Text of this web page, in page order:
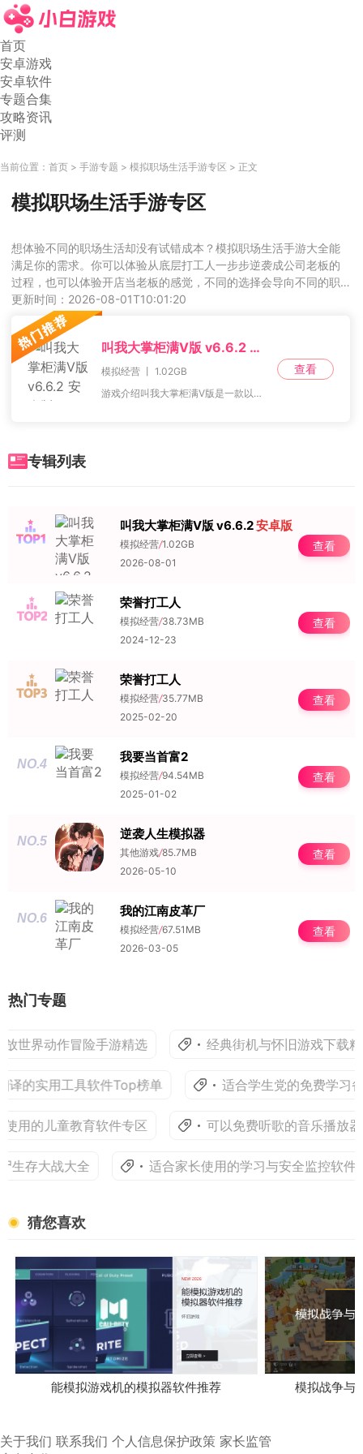
首页
安卓游戏
安卓软件
专题合集
攻略资讯
评测
当前位置： 首页 手游专题 模拟职场生活手游专区 正文
模拟职场生活手游专区
想体验不同的职场生活却没有试错成本？模拟职场生活手游大全能
满足你的需求。你可以体验从底层打工人一步步逆袭成公司老板的
过程，也可以体验开店当老板的感觉，不同的选择会导向不同的职
场人生，玩起来既有代入感又很有乐趣。
更新时间：2026-08-01T10:01:20
叫我大掌柜满V版 v6.6.2 安卓版
模拟经营 丨 1.02GB
游戏介绍叫我大掌柜满V版是一款以古风为主题的模拟经营游戏，采用精美的水墨画风为玩家构建了一个有趣的游戏世界。人物风格融合了卡通与厚涂技巧，你将回到北宋时期的
查看
专辑列表
NO.1 叫我大掌柜满V版 v6.6.2安卓版
模拟经营/1.02GB
2026-08-01
查看
NO.2 荣誉打工人
模拟经营/38.73MB
2024-12-23
查看
NO.3 荣誉打工人
模拟经营/35.77MB
2025-02-20
查看
NO.4 我要当首富2
模拟经营/94.54MB
2025-01-02
查看
NO.5 逆袭人生模拟器
其他游戏/85.7MB
2026-05-10
查看
NO.6 我的江南皮革厂
模拟经营/67.51MB
2026-03-05
查看
热门专题
世界动作冒险手游精选 经典街机与怀旧游戏下载精
的实用工具软件Top榜单 适合学生党的免费学习备
用的儿童教育软件专区 可以免费听歌的音乐播放器
生存大战大全 适合家长使用的学习与安全监控软件
猜您喜欢
能模拟游戏机的模拟器软件推荐 模拟战争与
关于我们 联系我们 个人信息保护政策 家长监管